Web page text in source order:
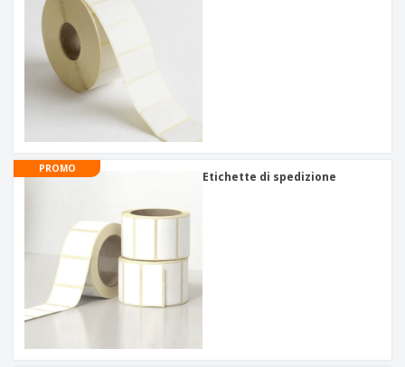
PROMO
Etichette di spedizione